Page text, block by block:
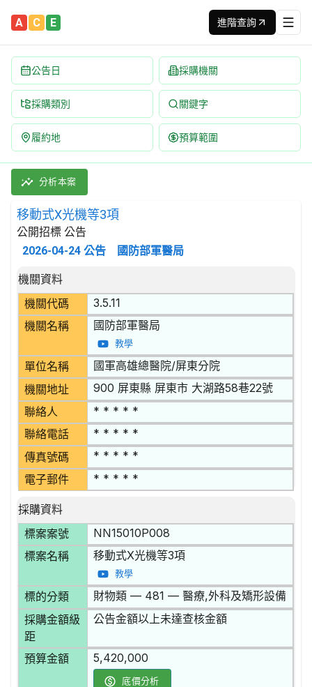
A C E 進階查詢
公告日 採購機關
採購類別 關鍵字
履約地 預算範圍
移動式X光機等3項 招標公告 | 案號：NN15010P008 | 公開
採購類別：財物類 醫療,外科及矯形設備 | 招標方式：公開
分析本案
移動式X光機等3項
公開招標 公告
2026-04-24 公告 國防部軍醫局
招標公告詳細內容
機關資料
機關代碼
3.5.11
機關名稱 國防部軍醫局
教學
單位名稱 國軍高雄總醫院/屏東分院
機關地址 900 屏東縣 屏東市 大湖路58巷22號
聯絡人 * * * * *
聯絡電話 * * * * *
傳真號碼 * * * * *
電子郵件 * * * * *
採購資料
標案案號
NN15010P008
標案名稱 移動式X光機等3項
教學
標的分類 財物類 — 481 — 醫療,外科及矯形設備
採購金額級
距
公告金額以上未達查核金額
預算金額 5,420,000
底價分析